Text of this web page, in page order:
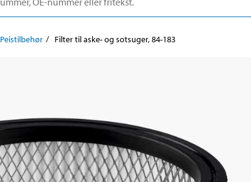
Peistilbehør Filter til aske- og sotsuger, 84-183